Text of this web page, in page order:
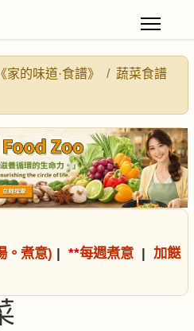
《家的味道·食譜》
蔬菜食譜
。煮意) | **每週煮意 | 加餸